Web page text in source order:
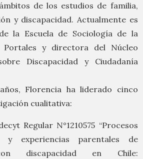
de los estudios de familia,
y discapacidad. Actualmente es
la Escuela de Sociología de la
Portales y directora del Núcleo
Discapacidad y Ciudadanía
Florencia ha liderado cinco
cualitativa:
Regular N°1210575 “Procesos
y experiencias parentales de
discapacidad en Chile: